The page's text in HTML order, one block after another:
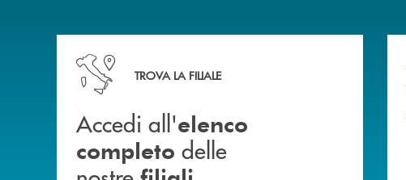
Accedi all' elenco completo delle nostre&nbsp; filiali .
TROVA LA FILIALE
Accedi all'elenco
completo delle